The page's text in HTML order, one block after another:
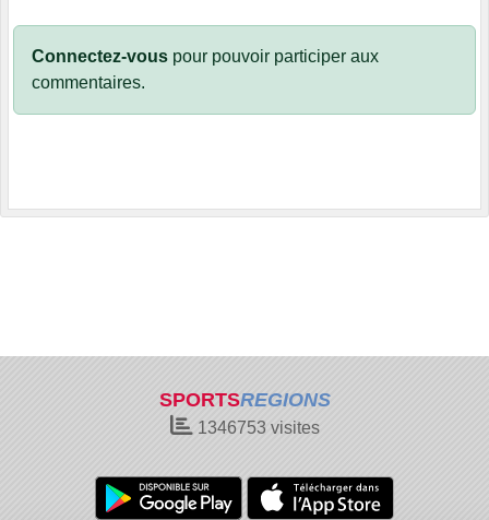
Connectez-vous pour pouvoir participer aux
commentaires.
SPORTSREGIONS
1346753 visites